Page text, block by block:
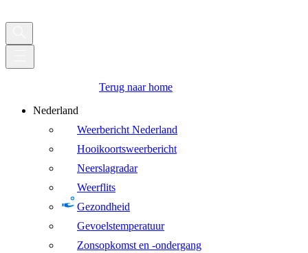
Terug naar home
Nederland
Weerbericht Nederland
Hooikoortsweerbericht
Neerslagradar
Weerflits
Gezondheid
Gevoelstemperatuur
Zonsopkomst en -ondergang